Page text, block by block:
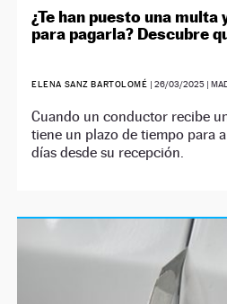
¿Te han puesto una
para pagarla? Descubre
ELENA SANZ BARTOLOMÉ | 26/03/2025|
Cuando un conductor recibe
tiene un plazo de tiempo para
días desde su recepción.